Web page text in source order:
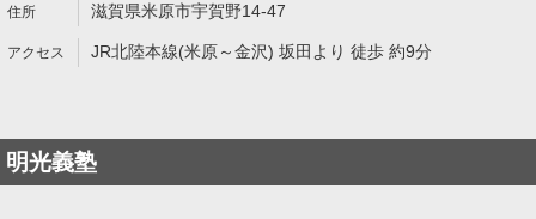
滋賀県米原市宇賀野14-47
JR北陸本線(米原～金沢) 坂田より 徒歩 約9分
明光義塾